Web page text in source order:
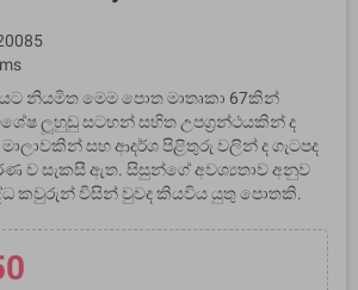
නියමිත මෙම පොත මාතෘකා 67කින්
ලූහුඩු සටහන් සහිත උපග‍්‍රන්‍ථයකින් ද
මාලාවකින් සහ ආදර්ශ පිළිතුරු වලින් ද ගැටපද
ව සැකසී ඇත. සිසුන්ගේ අවශ්‍යතාව අනුව
කවුරුන් විසින් වුවද කියවිය යුතු පොතකි.